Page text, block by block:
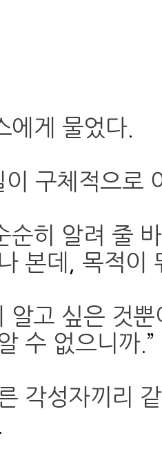
에게 물었다.
이 구체적으로
순히 알려 줄
본데
목적이
알고 싶은 것뿐
수 없으니까.”
각성자끼리